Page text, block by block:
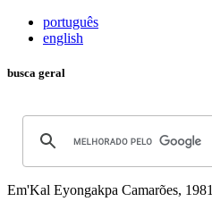
português
english
busca geral
Em'Kal Eyongakpa Camarões, 1981